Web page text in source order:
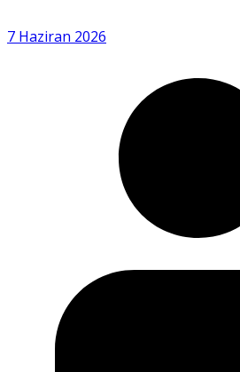
7 Haziran 2026